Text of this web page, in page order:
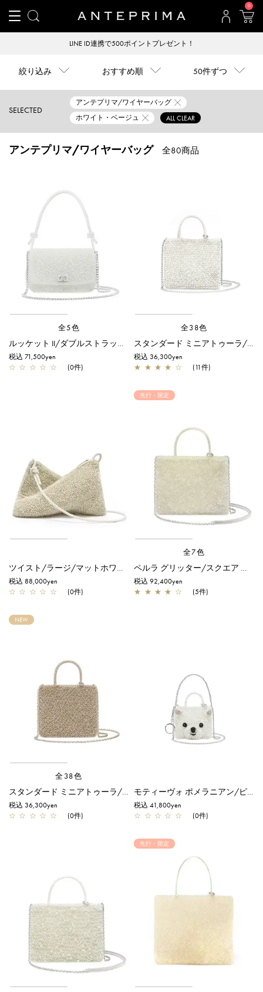
0
LINE ID連携で500ポイントプレゼント！
絞り込み おすすめ順 50件ずつ
SELECTED
アンテプリマ/ワイヤーバッグ
ホワイト・ベージュ
ALL CLEAR
アンテプリマ/ワイヤーバッグ 全80商品
全5色
ルッケット II/ダブルストラップ/ホワイト
税込 71,500yen
☆ ☆ ☆ ☆ ☆ (0件)
全38色
スタンダード ミニアトゥーラ/オーロラホワイト
税込 36,300yen
★ ★ ★ ★ ☆ (11件)
ツイスト/ラージ/マットホワイト
税込 88,000yen
☆ ☆ ☆ ☆ ☆ (0件)
先行・限定
全7色
ペルラ グリッター/スクエア ミディアム/オーロラトラスパレンテ【オンラインストア先行販売カラー】
税込 92,400yen
★ ★ ★ ★ ☆ (5件)
NEW
全38色
スタンダード ミニアトゥーラ/サンドベージュ
税込 36,300yen
☆ ☆ ☆ ☆ ☆ (0件)
モティーヴォ ポメラニアン/ピコ/オーロラホワイト
税込 41,800yen
☆ ☆ ☆ ☆ ☆ (0件)
先行・限定